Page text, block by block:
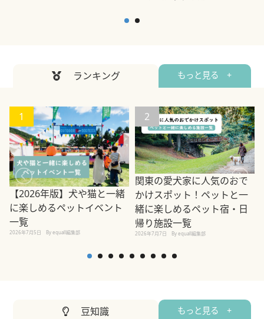
ランキング もっと見る +
1
【2026年版】犬や猫と一緒
に楽しめるペットイベント
一覧
2026年7月5日 By equall編集部
2
関東の愛犬家に人気のおで
かけスポット！ペットと一
緒に楽しめるペット宿・日
帰り施設一覧
2026年7月7日 By equall編集部
豆知識 もっと見る +